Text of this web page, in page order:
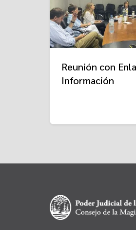
Reunión con
Información